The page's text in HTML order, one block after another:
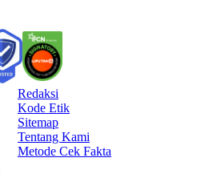
Redaksi
Kode Etik
Sitemap
Tentang Kami
Metode Cek Fakta